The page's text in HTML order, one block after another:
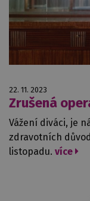
22. 11. 2023
Zrušená
Vážení diváci, je
zdravotních
listopadu. více